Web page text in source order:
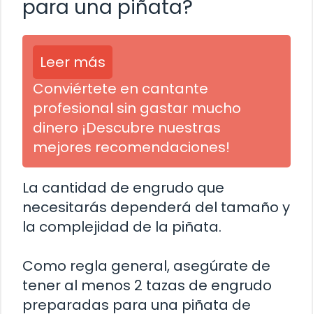
para una piñata?
Leer más
Conviértete en cantante
profesional sin gastar mucho
dinero ¡Descubre nuestras
mejores recomendaciones!
La cantidad de engrudo que
necesitarás dependerá del tamaño y
la complejidad de la piñata.
Como regla general, asegúrate de
tener al menos 2 tazas de engrudo
preparadas para una piñata de